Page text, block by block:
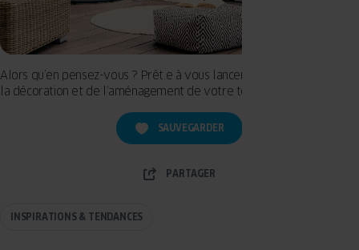
Alors qu’en pensez-vous ? Prêt.e à vous lancer dans la réalisation de
la décoration et de l’aménagement de votre terrasse ?
SAUVEGARDER
PARTAGER
INSPIRATIONS & TENDANCES